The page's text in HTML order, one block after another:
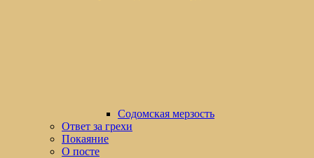
Содомская мерзость
Ответ за грехи
Покаяние
О посте